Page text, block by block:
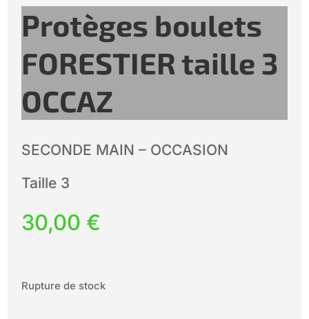
Protèges boulets
FORESTIER taille 3
OCCAZ
SECONDE MAIN – OCCASION
Taille 3
30,00 €
Rupture de stock